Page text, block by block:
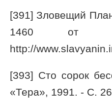
[391] Зловещий
1460 от
http://
[393] Сто сорок
«Тера», 1991. - С.